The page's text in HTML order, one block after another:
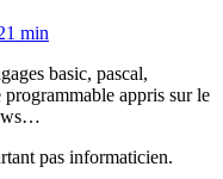
min
basic, pascal,
programmable appris sur le
pas informaticien.